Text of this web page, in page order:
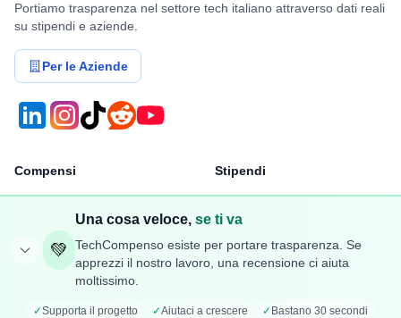
💚
Una cosa veloce, se ti va
TechCompenso esiste per portare trasparenza. Se
apprezzi il nostro lavoro, una recensione ci aiuta
moltissimo.
✓Supporta il progetto ✓Aiutaci a crescere ✓ Bastano 30 secondi
Portiamo trasparenza nel settore tech italiano attraverso dati reali
su stipendi e aziende.
Per le Aziende
Compensi
Stipendi Dipendenti
Fatturati Partite IVA
Stipendi
Classifica Aziende